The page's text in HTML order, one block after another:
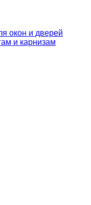
окон и дверей
и карнизам